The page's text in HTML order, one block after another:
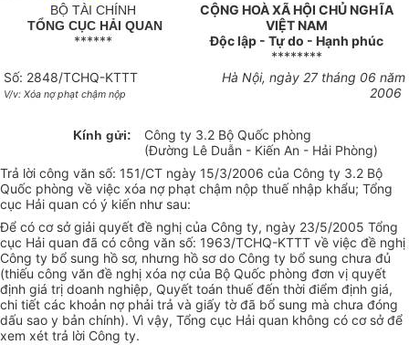
BỘ TÀI CHÍNH
TỔNG CỤC HẢI QUAN
******
CỘNG HOÀ XÃ HỘI CHỦ NGHĨA
VIỆT NAM
Độc lập - Tự do - Hạnh phúc
********
Số: 2848/TCHQ-KTTT
V/v: Xóa nợ phạt chậm nộp
Hà Nội, ngày 27 tháng 06 năm
2006
Kính gửi:
Công ty 3.2 Bộ Quốc phòng
(Đường Lê Duẫn - Kiến An - Hải Phòng)
Trả lời công văn số: 151/CT ngày 15/3/2006 của Công ty 3.2 Bộ
Quốc phòng về việc xóa nợ phạt chậm nộp thuế nhập khẩu; Tổng
cục Hải quan có ý kiến như sau:
Để có cơ sở giải quyết đề nghị của Công ty, ngày 23/5/2005 Tổng
cục Hải quan đã có công văn số: 1963/TCHQ-KTTT về việc đề nghị
Công ty bổ sung hồ sơ, nhưng hồ sơ do Công ty bổ sung chưa đủ
(thiếu công văn đề nghị xóa nợ của Bộ Quốc phòng đơn vị quyết
định giá trị doanh nghiệp, Quyết toán thuế đến thời điểm định giá,
chi tiết các khoản nợ phải trả và giấy tờ đã bổ sung mà chưa đóng
dấu sao y bản chính). Vì vậy, Tổng cục Hải quan không có cơ sở để
xem xét trả lời Công ty.